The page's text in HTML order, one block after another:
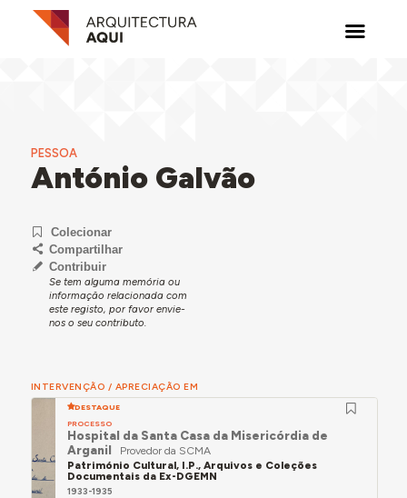
PESSOA
António Galvão
Colecionar
Compartilhar
Contribuir
Se tem alguma memória ou
informação relacionada com
este registo, por favor envie-
nos o seu contributo.
INTERVENÇÃO / APRECIAÇÃO EM
DESTAQUE
PROCESSO
Hospital da Santa Casa da Misericórdia de
Arganil
Provedor da SCMA
Património Cultural, I.P., Arquivos e Coleções
Documentais da Ex-DGEMN
1933-1935